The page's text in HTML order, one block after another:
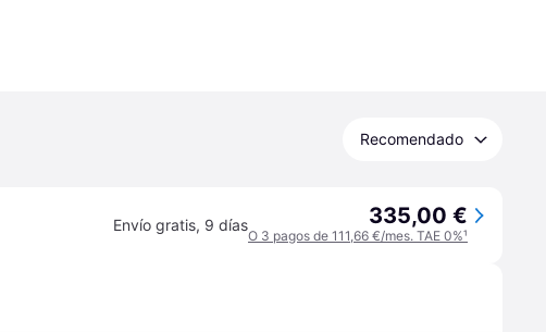
Recomendado
Envío gratis, 9 días 335,00 €
O 3 pagos de 111,66 €/mes. TAE 0%¹